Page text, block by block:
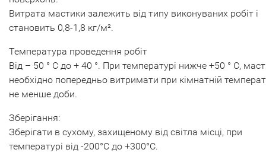
Витрата мастики залежить від типу виконуваних робіт і
становить 0,8-1,8 кг/м².
Температура проведення робіт
Від – 50 ° С до + 40 °. При температурі нижче +50 ° С,
необхідно попередньо витримати при кімнатній
не менше доби.
Зберігання:
Зберігати в сухому, захищеному від світла місці, при
температурі від -200°С до +300°С.